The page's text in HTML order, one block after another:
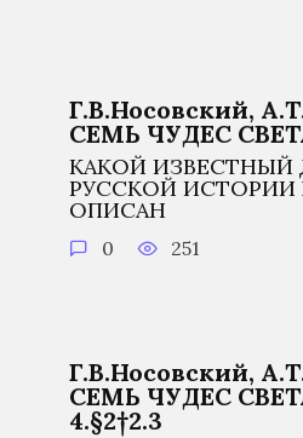
Г.В.Носовский,
СЕМЬ ЧУДЕС
КАКОЙ ИЗВЕСТНЫЙ
РУССКОЙ ИСТОРИИ
ОПИСАН
0 251
Г.В.Носовский,
СЕМЬ ЧУДЕС
4.§2†2.3